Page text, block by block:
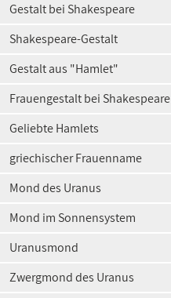
Gestalt bei Shakespeare
Shakespeare-Gestalt
Gestalt aus "Hamlet"
Frauengestalt bei Shakespeare
Geliebte Hamlets
griechischer Frauenname
Mond des Uranus
Mond im Sonnensystem
Uranusmond
Zwergmond des Uranus